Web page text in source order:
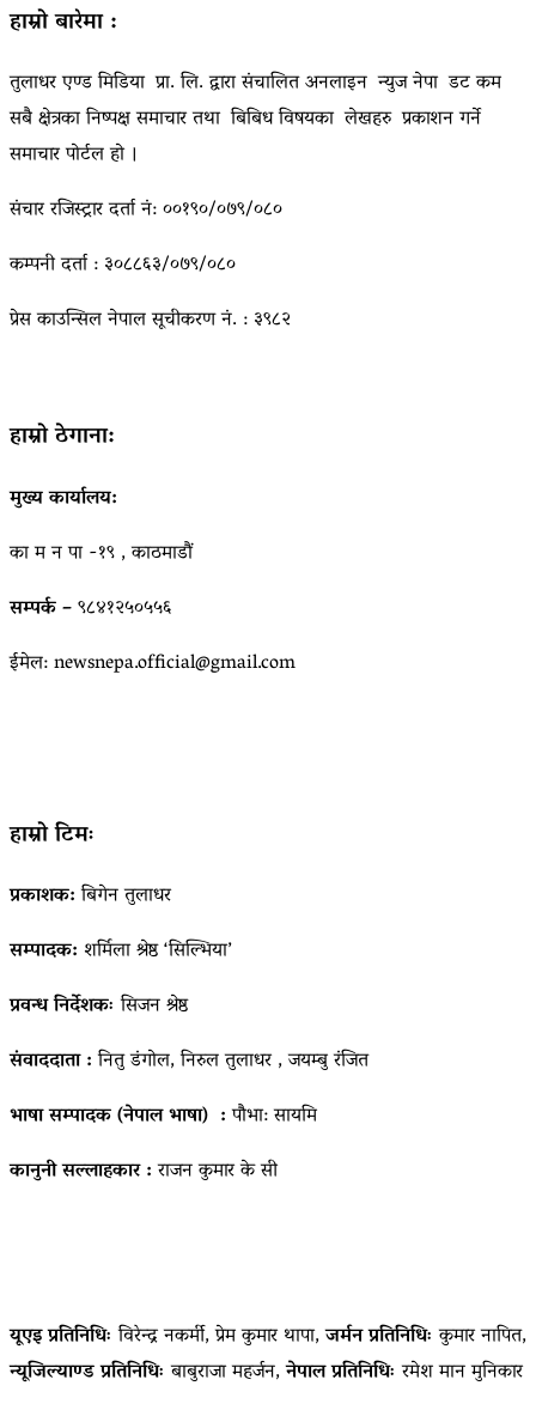
हाम्रो बारेमा :
तुलाधर एण्ड मिडिया प्रा. लि. द्वारा संचालित अनलाइन न्युज नेपा डट कम
सबै क्षेत्रका निष्पक्ष समाचार तथा बिबिध विषयका लेखहरु प्रकाशन गर्ने
समाचार पोर्टल हो ।
संचार रजिस्ट्रार दर्ता नं: ००१९०/०७९/०८०
कम्पनी दर्ता : ३०८८६३/०७९/०८०
प्रेस काउन्सिल नेपाल सूचीकरण नं. : ३९८२
हाम्रो ठेगाना:
मुख्य कार्यालय:
का म न पा -१९ , काठमाडौं
सम्पर्क –९८४१२५०५५६
ईमेल: newsnepa.official@gmail.com
हाम्रो टिमः
प्रकाशक:बिगेन तुलाधर
सम्पादक: शर्मिला श्रेष्ठ ‘सिल्भिया’
प्रवन्ध निर्देशकःसिजन श्रेष्ठ
संवाददाता :नितु डंगोल, निरुल तुलाधर , जयम्बु रंजित
भाषा सम्पादक (नेपाल भाषा) :पौभा: सायमि
कानुनी सल्लाहकार :राजन कुमार के सी
यूएइ प्रतिनिधिः विरेन्द्र नकर्मी, प्रेम कुमार थापा,जर्मन प्रतिनिधिः कुमार नापित,
न्यूजिल्याण्ड प्रतिनिधिः बाबुराजा महर्जन,नेपाल प्रतिनिधिः रमेश मान मुनिकार